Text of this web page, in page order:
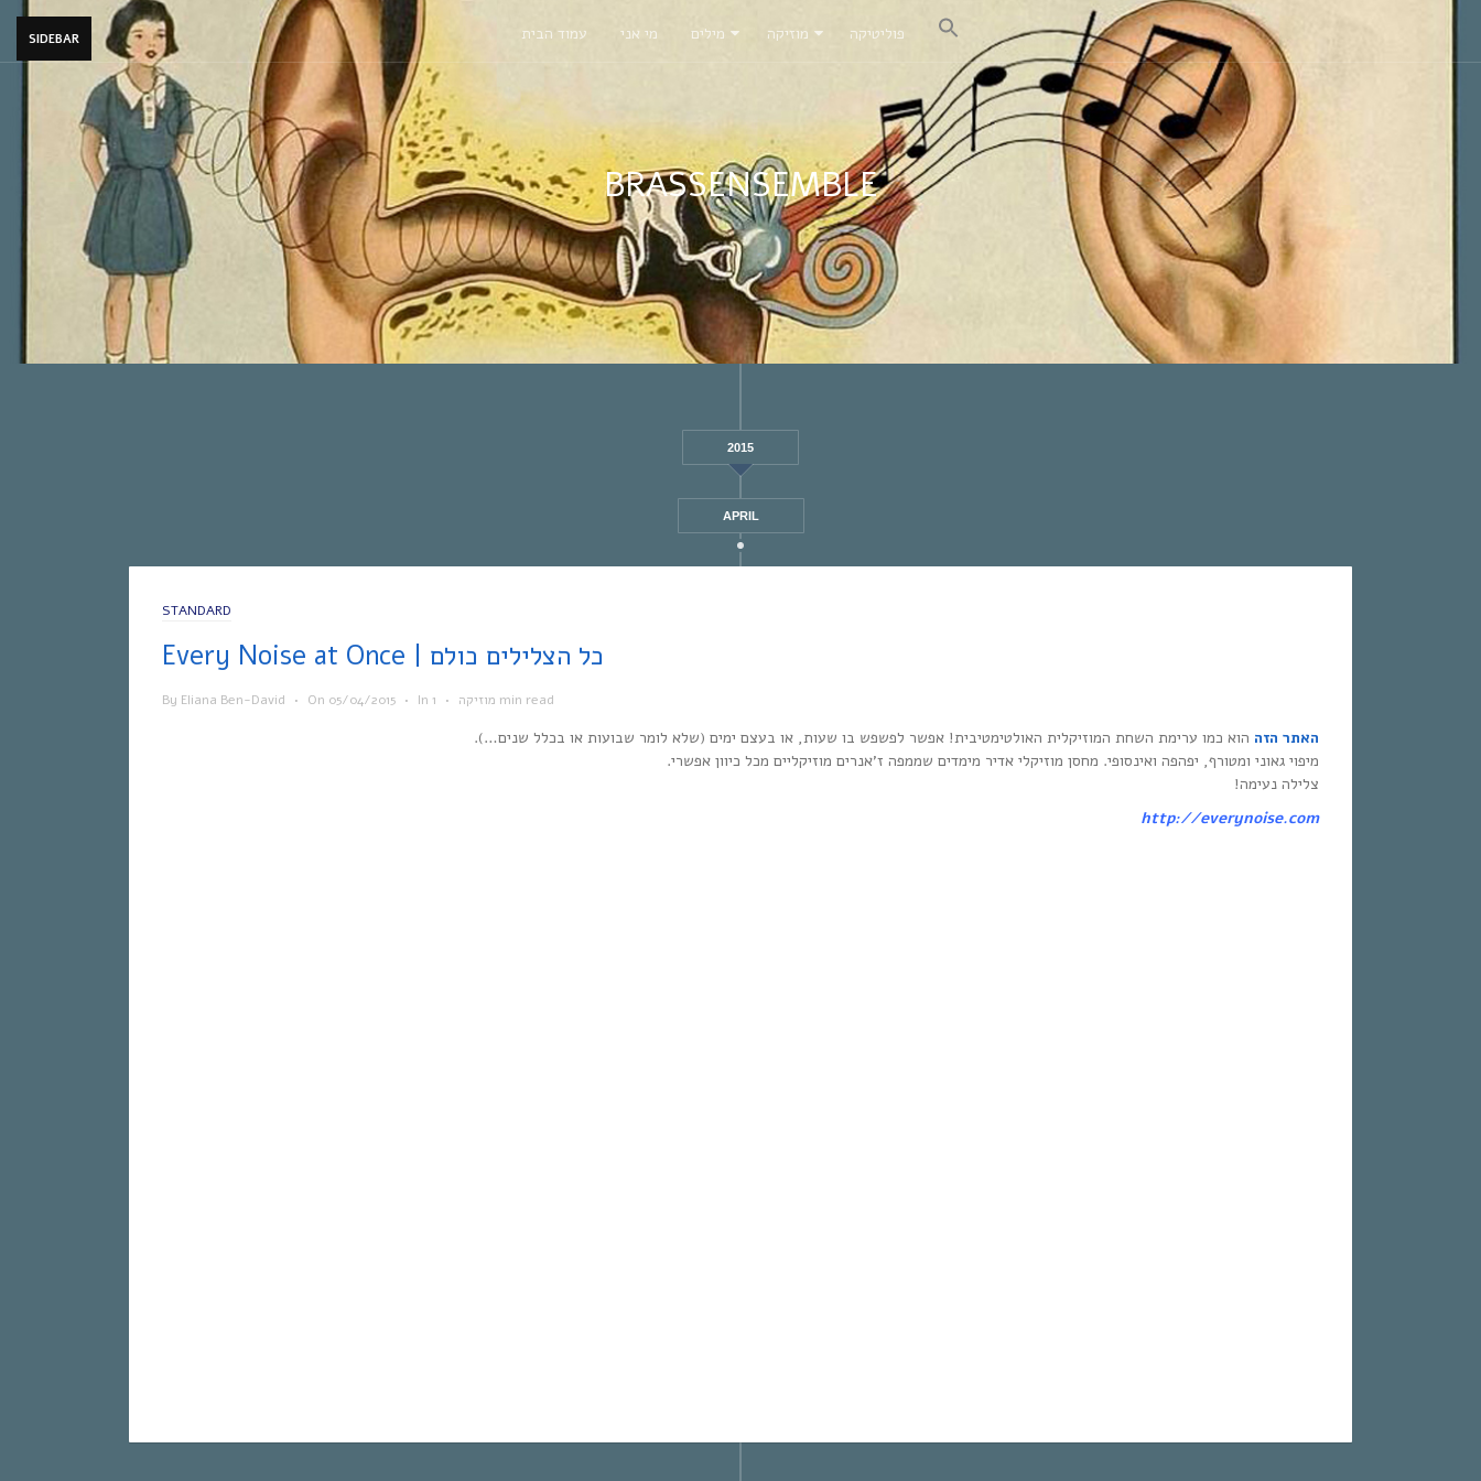
SIDEBAR עמוד הבית מי אני מילים מוזיקה פוליטיקה
BRASSENSEMBLE
2015
APRIL
STANDARD
Every Noise at Once | כל הצלילים כולם
By Eliana Ben-David • On 05/04/2015 • In מוזיקה • 1 min read
האתר הזה הוא כמו ערימת השחת המוזיקלית האולטימטיבית! אפשר לפשפש בו שעות, או בעצם ימים (שלא לומר שבועות או בכלל שנים…).
מיפוי גאוני ומטורף, יפהפה ואינסופי. מחסן מוזיקלי אדיר מימדים שממפה ז’אנרים מוזיקליים מכל כיוון אפשרי.
צלילה נעימה!
http://everynoise.com